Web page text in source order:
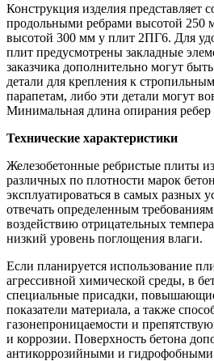
Конструкция изделия представляет
продольными ребрами высотой 250
высотой 300 мм у плит 2ПГ6. Для
плит предусмотрены закладные
заказчика дополнительно могут
детали для крепления к
парапетам, либо эти детали могут
Минимальная длина опирания ребер
Технические характеристики
Железобетонные ребристые плиты
различных по плотности марок
эксплуатироваться в самых разных
отвечать определенным
воздействию отрицательных
низкий уровень поглощения влаги.
Если планируется использование
агрессивной химической среды, в
специальные присадки,
показатели материала, а также
газонепроницаемости и
и коррозии. Поверхность бетона
антикоррозийными и гидрофобными